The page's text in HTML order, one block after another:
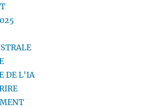
DE L'IA